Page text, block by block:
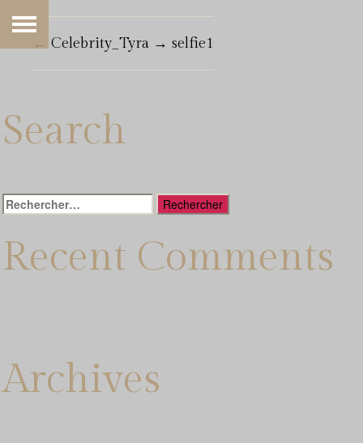
← Celebrity_Tyra → selfie1
Search
Rechercher :
Recent Comments
Archives